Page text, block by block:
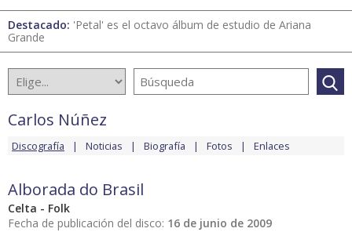
Destacado: 'Petal' es el octavo álbum de estudio de Ariana
Grande
Carlos Núñez
Discografía Noticias Biografía Fotos Enlaces
Alborada do Brasil
Celta - Folk
Fecha de publicación del disco: 16 de junio de 2009